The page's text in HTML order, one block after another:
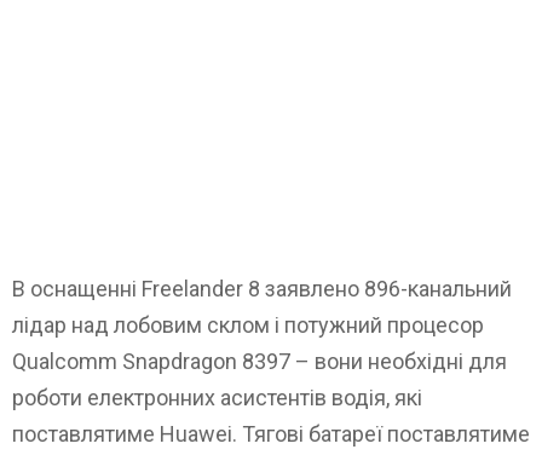
В оснащенні Freelander 8 заявлено 896-канальний
лідар над лобовим склом і потужний процесор
Qualcomm Snapdragon 8397 – вони необхідні для
роботи електронних асистентів водія, які
поставлятиме Huawei. Тягові батареї поставлятиме